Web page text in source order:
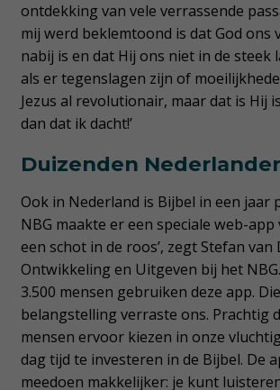
ontdekking van vele verrassende
mij werd beklemtoond is dat God ons
nabij is en dat Hij ons niet in de steek
als er tegenslagen zijn of
Jezus al revolutionair, maar dat is Hij
dan dat ik dacht!’
Duizenden
Ook in Nederland is Bijbel in een jaar
NBG maakte er een speciale web-app
een schot in de roos’, zegt Stefan
Ontwikkeling en Uitgeven bij het
3.500 mensen gebruiken deze app.
belangstelling verraste ons. Prachtig
mensen ervoor kiezen in onze
dag tijd te investeren in de Bijbel. De
meedoen makkelijker: je kunt